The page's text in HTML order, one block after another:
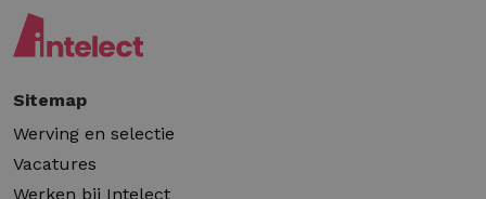
Sitemap
Werving en selectie
Vacatures
Werken bij Intelect